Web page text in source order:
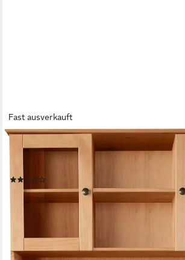
Fast ausverkauft
Buffet Liotta mit 2 Schubkasten u. 6
massives Kiefernholz
579,99 € UVP1.049,99 €
-45%
lieferbar - in 1-2 Werktagen bei dir